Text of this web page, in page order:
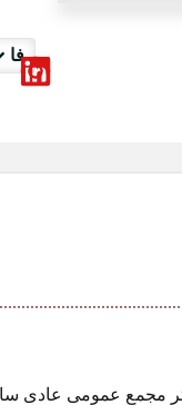
فا
مجمع عمومی عادی